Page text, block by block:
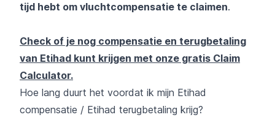
tijd hebt om vluchtcompensatie te claimen.
Check of je nog compensatie en terugbetaling
van Etihad kunt krijgen met onze gratis Claim
Calculator.
Hoe lang duurt het voordat ik mijn Etihad
compensatie / Etihad terugbetaling krijg?